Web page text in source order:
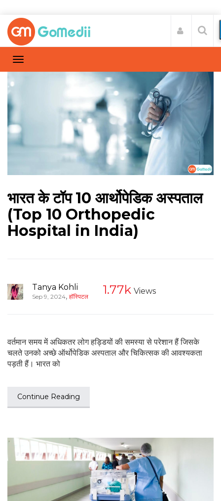
भारत के टॉप 10 आर्थोपेडिक अस्पताल
(Top 10 Orthopedic
Hospital in India)
Tanya Kohli
Sep 9, 2024, हॉस्पिटल 1.77k Views
वर्तमान समय में अधिकतर लोग हड्डियों की समस्या से परेशान हैं जिसके
चलते उनको अच्छे ऑर्थोपेडिक अस्पताल और चिकित्सक की आवश्यकता
पड़ती हैं। भारत को
Continue Reading